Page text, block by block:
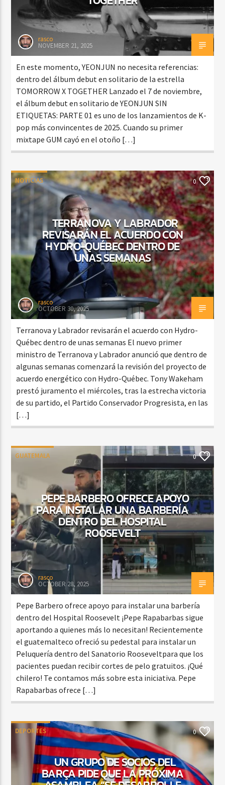
rasco
NOVEMBER 21, 2025
En este momento, YEONJUN no necesita referencias:
dentro del álbum debut en solitario de la estrella
TOMORROW X TOGETHER Lanzado el 7 de noviembre,
el álbum debut en solitario de YEONJUN SIN
ETIQUETAS: PARTE 01 es uno de los lanzamientos de K-
pop más convincentes de 2025. Cuando su primer
mixtape GUM cayó en el otoño […]
NOTICIAS 0
TERRANOVA Y LABRADOR
REVISARÁN EL ACUERDO CON
HYDRO-QUÉBEC DENTRO DE
UNAS SEMANAS
rasco
OCTOBER 30, 2025
Terranova y Labrador revisarán el acuerdo con Hydro-
Québec dentro de unas semanas El nuevo primer
ministro de Terranova y Labrador anunció que dentro de
algunas semanas comenzará la revisión del proyecto de
acuerdo energético con Hydro-Québec. Tony Wakeham
prestó juramento el miércoles, tras la estrecha victoria
de su partido, el Partido Conservador Progresista, en las
[…]
GUATEMALA 0
PEPE BARBERO OFRECE APOYO
PARA INSTALAR UNA BARBERÍA
DENTRO DEL HOSPITAL
ROOSEVELT
rasco
OCTOBER 28, 2025
Pepe Barbero ofrece apoyo para instalar una barbería
dentro del Hospital Roosevelt ¡Pepe Rapabarbas sigue
aportando a quienes más lo necesitan! Recientemente
el guatemalteco ofreció su pedestal para instalar un
Peluquería dentro del Sanatorio Rooseveltpara que los
pacientes puedan recibir cortes de pelo gratuitos. ¡Qué
chilero! Te contamos más sobre esta iniciativa. Pepe
Rapabarbas ofrece […]
DEPORTES 0
UN GRUPO DE SOCIOS DEL
BARÇA PIDE QUE LA PRÓXIMA